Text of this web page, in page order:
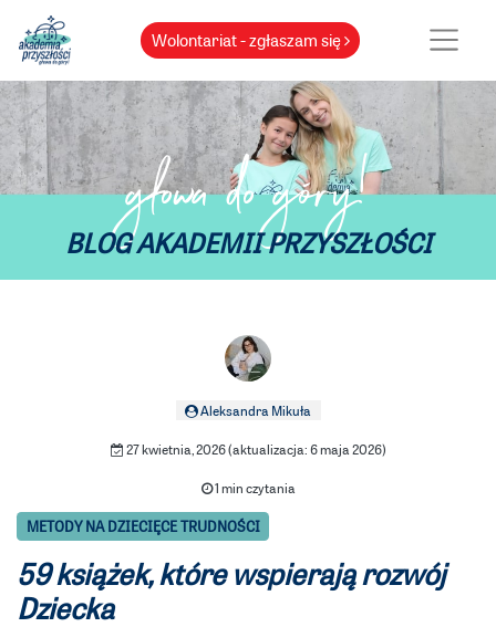
Wolontariat - zgłaszam się
głowa do góry!
BLOG AKADEMII PRZYSZŁOŚCI
Aleksandra Mikuła
27 kwietnia, 2026 (aktualizacja: 6 maja 2026)
1 min czytania
METODY NA DZIECIĘCE TRUDNOŚCI
59 książek, które wspierają rozwój
Dziecka